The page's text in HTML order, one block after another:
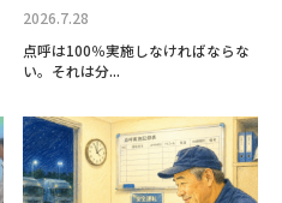
2026.7.28
点呼は100％実施しなければならな
い。それは分...